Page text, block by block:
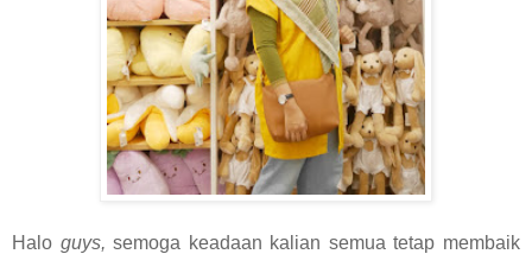
Halo guys, semoga keadaan kalian semua tetap membaik